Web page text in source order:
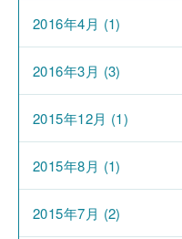
2016年4月 (1)
2016年3月 (3)
2015年12月 (1)
2015年8月 (1)
2015年7月 (2)